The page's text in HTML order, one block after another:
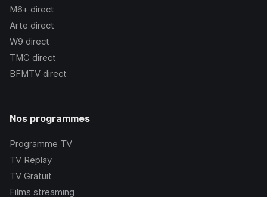
M6+ direct
Arte direct
W9 direct
TMC direct
BFMTV direct
Nos programmes
Programme TV
TV Replay
TV Gratuit
Films streaming